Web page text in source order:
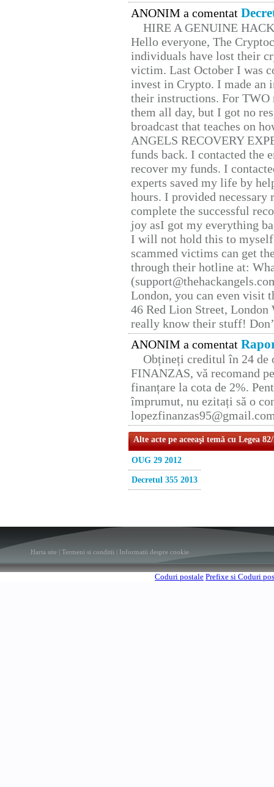
ANONIM a comentat
HIRE A GENUINE
Hello everyone, The
individuals have lost their
victim. Last October I was
invest in Crypto. I made
their instructions. For TWO
them all day, but I got no
broadcast that teaches on
ANGELS RECOVERY
funds back. I contacted the
recover my funds. I
experts saved my life by
hours. I provided
complete the successful
joy asI got my everything
I will not hold this to
scammed victims can get
through their hotline at:
London, you can even visit
46 Red Lion Street, London
really know their stuff!
ANONIM a comentat
Obțineți creditul în 24 de
FINANZAS, vă recomand
finanțare la cota de 2%.
împrumut, nu ezitați să o
Alte acte pe aceeaşi temă cu Legea
OUG 29 2012
Decretul 355 2013
Harta site Termeni si conditii Informatii despre cookie
Coduri postale Prefixe si Coduri